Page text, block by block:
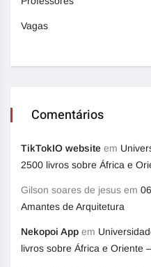
Vagas
Comentários
TikTokIO website em
2500 livros sobre África e
Gilson soares de jesus em
Amantes de Arquitetura
Nekopoi App em
livros sobre África e Oriente